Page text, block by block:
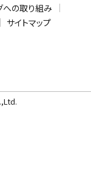
への取り組み
サイトマップ